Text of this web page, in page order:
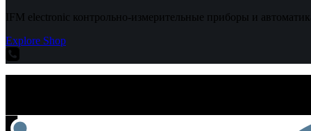
IFM electronic контрольно-измерительные приборы и
Explore Shop